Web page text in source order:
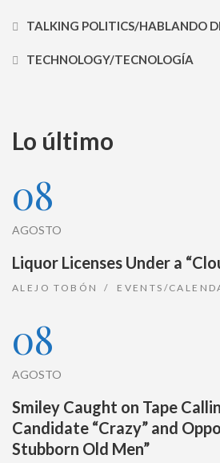
TALKING POLITICS/HABLANDO
TECHNOLOGY/TECNOLOGÍA
Lo último
08
AGOSTO
Liquor Licenses Under a
ALEJO TOBÓN EVENTS/
08
AGOSTO
Smiley Caught on Tape
Candidate “Crazy” and
Stubborn Old Men”